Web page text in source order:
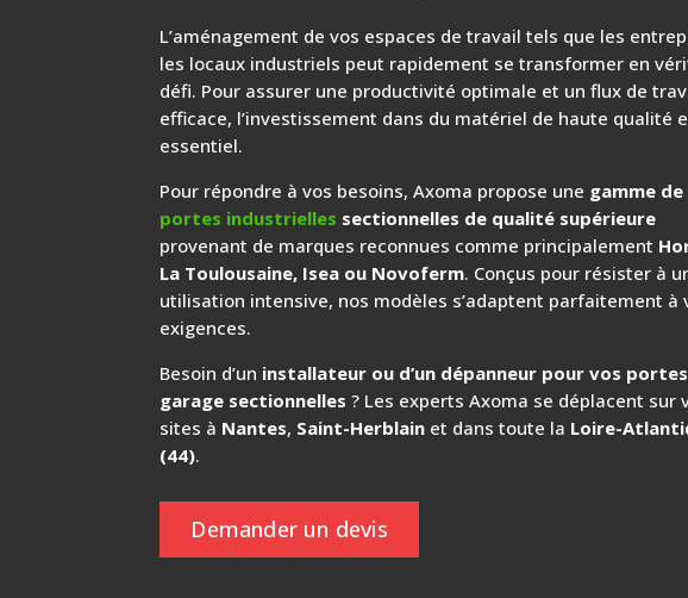
L’aménagement de vos espaces de travail tels que les
les locaux industriels peut rapidement se transformer en
défi. Pour assurer une productivité optimale et un flux de
efficace, l’investissement dans du matériel de haute qualité
essentiel.
Pour répondre à vos besoins, Axoma propose une gamme de
portes industrielles sectionnelles de qualité supérieure
provenant de marques reconnues comme principalement
La Toulousaine, Isea ou Novoferm. Conçus pour résister à
utilisation intensive, nos modèles s’adaptent parfaitement à
exigences.
Besoin d’un installateur ou d’un dépanneur pour vos
garage sectionnelles ? Les experts Axoma se déplacent sur
sites à Nantes, Saint-Herblain et dans toute la Loire-
(44).
Demander un devis